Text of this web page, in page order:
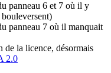
panneau 6 et 7 où il y
panneau 7 où il manquait
la licence, désormais
2.0